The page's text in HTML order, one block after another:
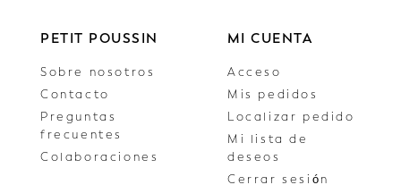
PETIT POUSSIN
Sobre nosotros
Contacto
Preguntas
frecuentes
Colaboraciones
MI CUENTA
Acceso
Mis pedidos
Localizar pedido
Mi lista de
deseos
Cerrar sesión